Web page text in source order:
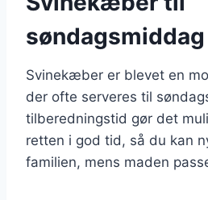
søndagsmiddag
Svinekæber er blevet en
der ofte serveres til
tilberedningstid gør det
retten i god tid, så du kan
familien, mens maden